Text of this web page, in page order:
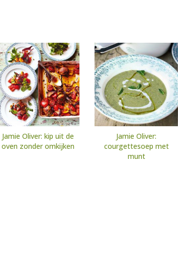
Jamie Oliver: kip uit de
oven zonder omkijken
Jamie Oliver:
courgettesoep met
munt